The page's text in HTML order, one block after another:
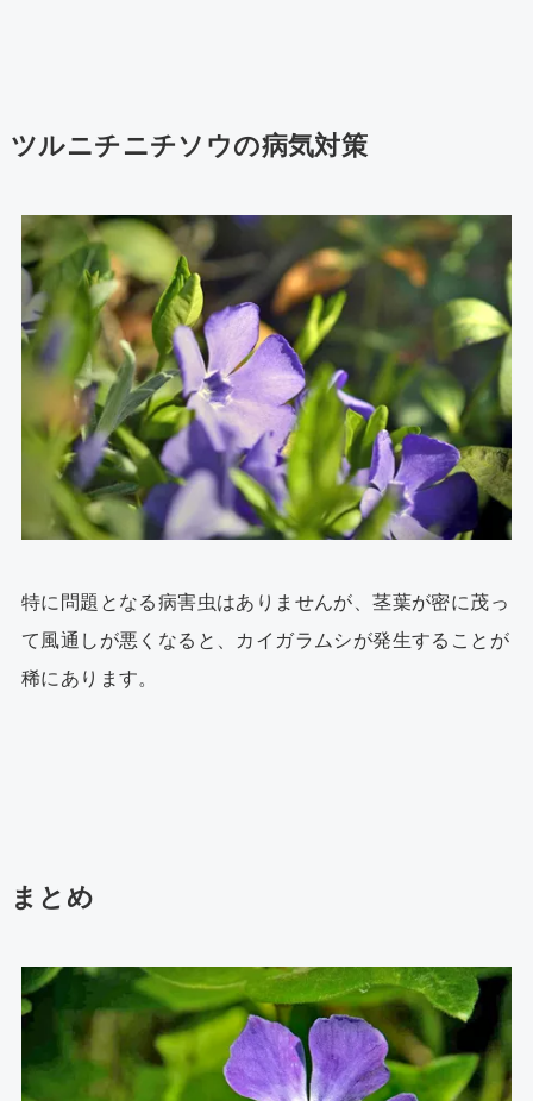
ツルニチニチソウの病気対策
特に問題となる病害虫はありませんが、茎葉が密に茂っ
て風通しが悪くなると、カイガラムシが発生することが
稀にあります。
まとめ